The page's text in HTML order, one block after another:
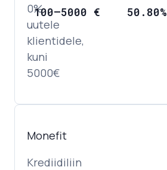
0%
uutele
klientidele,
kuni
5000€
100–5000 € 50.80%
Monefit
Krediidiliin